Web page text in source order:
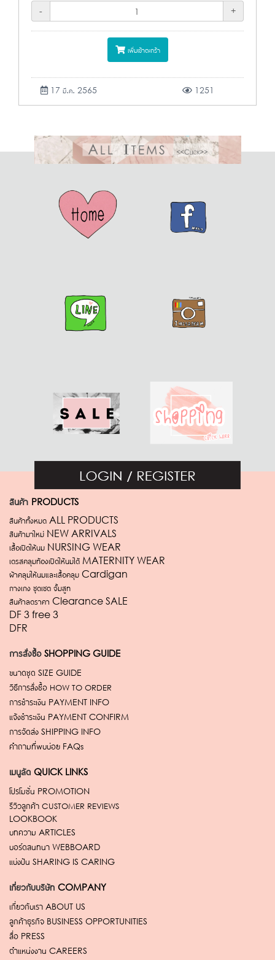
-
+
เพิ่มเข้าตะกร้า
17 มี.ค. 2565 1251
สินค้า PRODUCTS
สินค้าทั้งหมด ALL PRODUCTS
สินค้ามาใหม่ NEW ARRIVALS
เสื้อเปิดให้นม NURSING WEAR
เดรสคลุมท้องเปิดให้นมได้ MATERNITY WEAR
ผ้าคลุมให้นมและเสื้อคลุม Cardigan
กางเกง ชุดเซต จั้มสูท
สินค้าลดราคา Clearance SALE
DF 3 free 3
DFR
การสั่งซื้อ SHOPPING GUIDE
ขนาดชุด SIZE GUIDE
วิธีการสั่งซื้อ HOW TO ORDER
การชำระเงิน PAYMENT INFO
แจ้งชำระเงิน PAYMENT CONFIRM
การจัดส่ง SHIPPING INFO
คำถามที่พบบ่อย FAQs
เมนูลัด QUICK LINKS
โปรโมชั่น PROMOTION
รีวิวลูกค้า CUSTOMER REVIEWS
LOOKBOOK
บทความ ARTICLES
บอร์ดสนทนา WEBBOARD
แบ่งปัน SHARING IS CARING
เกี่ยวกับบริษัท COMPANY
เกี่ยวกับเรา ABOUT US
ลูกค้าธุรกิจ BUSINESS OPPORTUNITIES
สื่อ PRESS
ตำแหน่งงาน CAREERS